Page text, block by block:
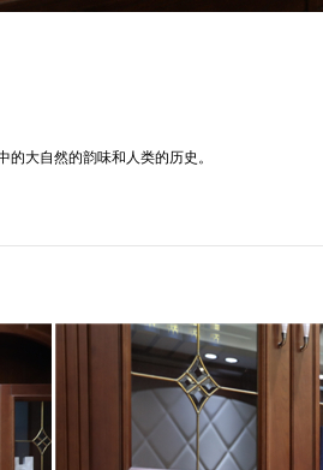
大自然的韵味和人类的历史。